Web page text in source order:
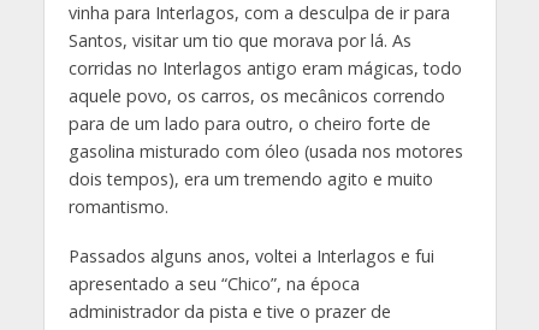
vinha para Interlagos, com a desculpa de ir para
Santos, visitar um tio que morava por lá. As
corridas no Interlagos antigo eram mágicas, todo
aquele povo, os carros, os mecânicos correndo
para de um lado para outro, o cheiro forte de
gasolina misturado com óleo (usada nos motores
dois tempos), era um tremendo agito e muito
romantismo.
Passados alguns anos, voltei a Interlagos e fui
apresentado a seu “Chico”, na época
administrador da pista e tive o prazer de